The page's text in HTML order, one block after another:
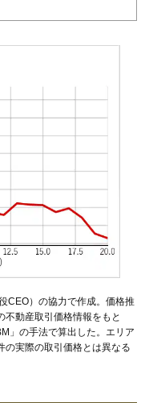
CEO）の協力で作成。価格推
不動産取引価格情報をもと
」の手法で算出した。エリア
の実際の取引価格とは異なる